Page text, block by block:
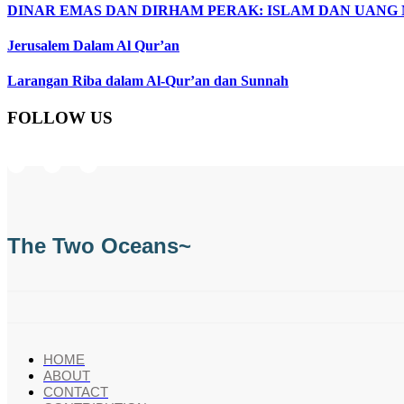
DINAR EMAS DAN DIRHAM PERAK: ISLAM DAN UANG
Jerusalem Dalam Al Qur’an
Larangan Riba dalam Al-Qur’an dan Sunnah
FOLLOW US
The Two Oceans~
HOME
ABOUT
CONTACT